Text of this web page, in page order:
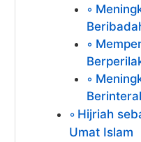
Hijriah
Umat Islam